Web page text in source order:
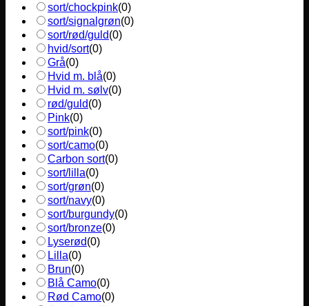
sort/chockpink(0)
sort/signalgrøn(0)
sort/rød/guld(0)
hvid/sort(0)
Grå(0)
Hvid m. blå(0)
Hvid m. sølv(0)
rød/guld(0)
Pink(0)
sort/pink(0)
sort/camo(0)
Carbon sort(0)
sort/lilla(0)
sort/grøn(0)
sort/navy(0)
sort/burgundy(0)
sort/bronze(0)
Lyserød(0)
Lilla(0)
Brun(0)
Blå Camo(0)
Rød Camo(0)